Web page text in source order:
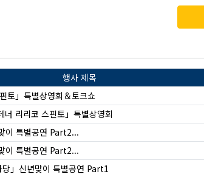
행사 제목
토」특별상영회＆토크쇼
너 리리코 스핀토」특별상영회
이 특별공연 Part2...
이 특별공연 Part2...
당」신년맞이 특별공연 Part1